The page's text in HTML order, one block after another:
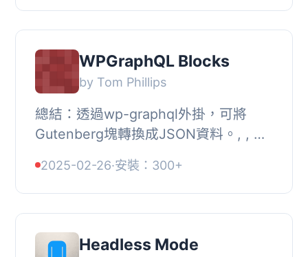
建構所在的服...
WPGraphQL Blocks
by Tom Phillips
總結：透過wp-graphql外掛，可將
Gutenberg塊轉換成JSON資料。, , 問
麼外掛？, 答案：wp-graphql是在
WordPress上使用Graph...
2025-02-26·安裝：300+
Headless Mode